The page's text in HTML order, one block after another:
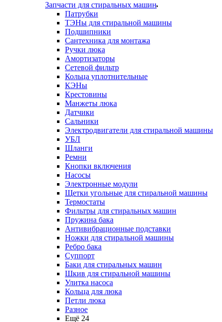
Запчасти для стиральных машин
Патрубки
ТЭНы для стиральной машины
Подшипники
Сантехника для монтажа
Ручки люка
Амортизаторы
Сетевой фильтр
Кольца уплотнительные
КЭНы
Крестовины
Манжеты люка
Датчики
Сальники
Электродвигатели для стиральной машины
УБЛ
Шланги
Ремни
Кнопки включения
Насосы
Электронные модули
Щетки угольные для стиральной машины
Термостаты
Фильтры для стиральных машин
Пружина бака
Антивибрационные подставки
Ножки для стиральной машины
Ребро бака
Суппорт
Баки для стиральных машин
Шкив для стиральной машины
Улитка насоса
Кольца для люка
Петли люка
Разное
Ещё 24